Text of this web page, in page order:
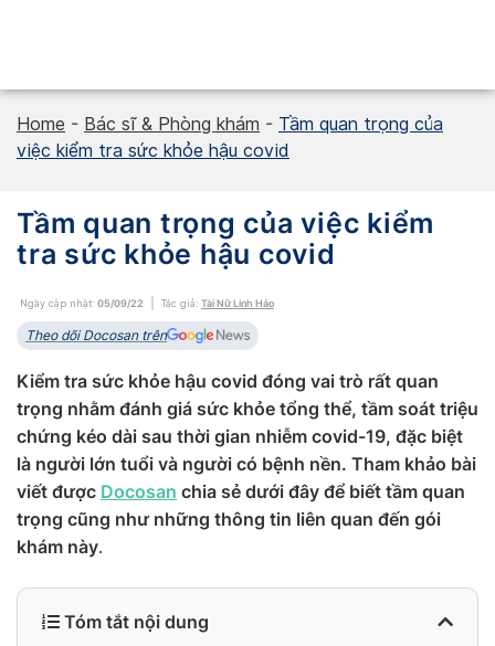
Home - Bác sĩ & Phòng khám - Tầm quan trọng của
việc kiểm tra sức khỏe hậu covid
Tầm quan trọng của việc kiểm
tra sức khỏe hậu covid
Ngày cập nhật: 05/09/22 Tác giả: Tài Nữ Linh Hảo
Theo dõi Docosan trên
Kiểm tra sức khỏe hậu covid đóng vai trò rất quan
trọng nhằm đánh giá sức khỏe tổng thể, tầm soát triệu
chứng kéo dài sau thời gian nhiễm covid-19, đặc biệt
là người lớn tuổi và người có bệnh nền. Tham khảo bài
viết được Docosan chia sẻ dưới đây để biết tầm quan
trọng cũng như những thông tin liên quan đến gói
khám này.
Tóm tắt nội dung